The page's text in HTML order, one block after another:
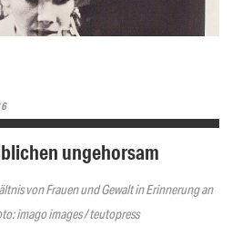
ungehorsam
von Frauen und Gewalt in Erinnerung an
imago images / teutopress